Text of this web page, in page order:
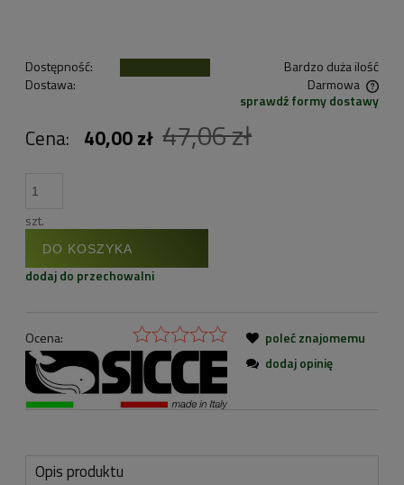
Dostępność:
Bardzo duża ilość
Dostawa:
Darmowa
Cena nie zawiera ewentualnych kosztów płatnościsprawdź formy dostawy
Cena: 40,00 zł 47,06 zł
szt.
DO KOSZYKA
dodaj do przechowalni
Ocena:
poleć znajomemu
dodaj opinię
Opis produktu